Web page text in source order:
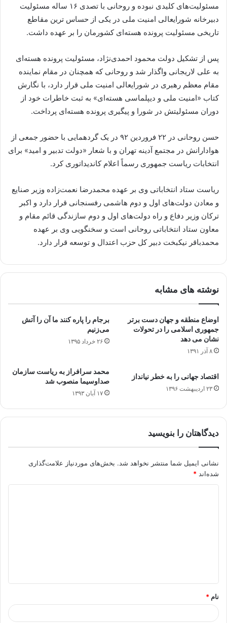
مسئولیت‌های کلیدی نبوده و روحانی با تصدی ۱۶ ساله مسئولیت
دبیرخانه شورایعالی امنیت ملی در یکی از حساس ترین مقاطع
تاریخی مسئولیت پرونده هسته‌ای کشورمان را بر عهده داشت.
پس از تشکیل دولت محمود احمدی‌نژاد، مسئولیت پرونده هسته‌ای
به علی لاریجانی واگذار شد و روحانی که همچنان در مقام نماینده
مقام معظم رهبری در شورایعالی امنیت ملی قرار دارد، با نگارش
کتاب «امنیت ملی و دیپلماسی هسته‌ای» به ثبت خاطرات خود از
دوران مسئولیتش در شورا و پیگیری پرونده هسته‌ای پرداخت.
حسن روحانی در ۲۲ فروردین ۹۲ در یک گردهمایی با حضور جمعی از
هوادارانش در مجتمع آدینه تهران و با شعار «دولت تدبیر و امید» برای
انتخابات ریاست جمهوری رسماً اعلام کاندیداتوری کرد.
ریاست ستاد انتخاباتی وی بر عهده محمدرضا نعمت‌زاده وزیر صنایع
و معادن دولت‌های اول و دوم هاشمی رفسنجانی قرار دارد و اکبر
ترکان وزیر دفاع و راه دولت‌های اول و دوم سازندگی قائم مقام و
معاون ستاد انتخاباتی روحانی است و سخنگویی وی بر عهده
محمدباقر نیکبخت دبیر کل حزب اعتدال و توسعه قرار دارد.
نوشته های مشابه
اوضاع منطقه و جهان دست برتر
جمهوری اسلامی را در تحولات
نشان می دهد
۸ آذر ۱۳۹۱
برجام را پاره کنند ما آن را آتش
می‌زنیم
۲۶ خرداد ۱۳۹۵
اقتصاد جهانی را به خطر نیانداز
۲۳ اردیبهشت ۱۳۹۶
محمد سرافراز به ریاست سازمان
صداوسیما منصوب شد
۱۷ آبان ۱۳۹۳
دیدگاهتان را بنویسید
نشانی ایمیل شما منتشر نخواهد شد. بخش‌های موردنیاز علامت‌گذاری
شده‌اند *
*
نام *